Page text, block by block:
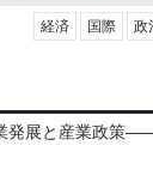
経済 国際 政
展と産業政策